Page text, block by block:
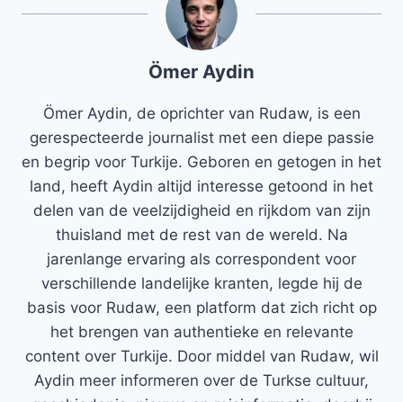
Ömer Aydin
Ömer Aydin, de oprichter van Rudaw, is een
gerespecteerde journalist met een diepe passie
en begrip voor Turkije. Geboren en getogen in het
land, heeft Aydin altijd interesse getoond in het
delen van de veelzijdigheid en rijkdom van zijn
thuisland met de rest van de wereld. Na
jarenlange ervaring als correspondent voor
verschillende landelijke kranten, legde hij de
basis voor Rudaw, een platform dat zich richt op
het brengen van authentieke en relevante
content over Turkije. Door middel van Rudaw, wil
Aydin meer informeren over de Turkse cultuur,